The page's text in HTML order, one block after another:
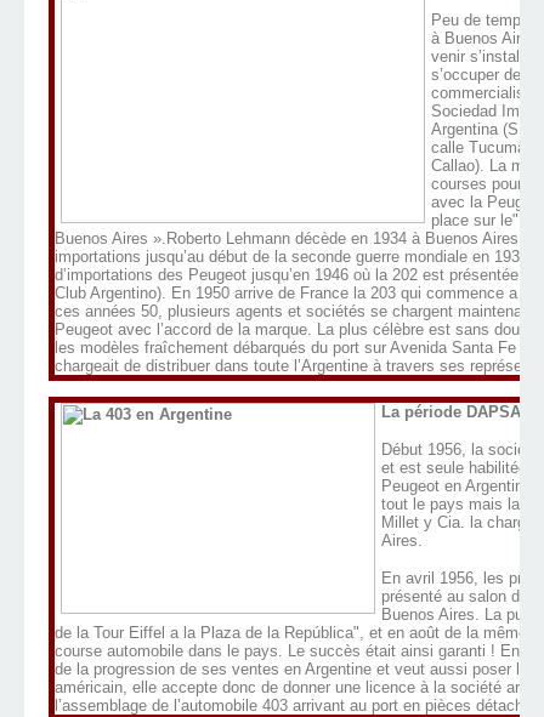
Peu de temps
à Buenos
venir s’installer
s’occuper des
Sociedad
Argentina
calle Tucuman
Callao). La
courses pour
avec la
place sur
Buenos Aires ».Roberto Lehmann décède en 1934 à Buenos Aires.
importations jusqu’au début de la seconde guerre mondiale en 1939.
d’importations des Peugeot jusqu’en 1946 où la 202 est présentée
Club Argentino). En 1950 arrive de France la 203 qui commence a
ces années 50, plusieurs agents et sociétés se chargent maintenant
Peugeot avec l’accord de la marque. La plus célèbre est sans doute
les modèles fraîchement débarqués du port sur Avenida Santa Fe
chargeait de distribuer dans toute l’Argentine à travers ses
La période DAPSA :
Début 1956, la
et est seule habilitée
Peugeot en Argentine
tout le pays mais
Millet y Cia. la charge
Aires.
En avril 1956, les
présenté au salon de
Buenos Aires. La
de la Tour Eiffel a la Plaza de la República", et en août de la même
course automobile dans le pays. Le succès était ainsi garanti ! En
de la progression de ses ventes en Argentine et veut aussi poser le
américain, elle accepte donc de donner une licence à la société
l’assemblage de l’automobile 403 arrivant au port en pièces